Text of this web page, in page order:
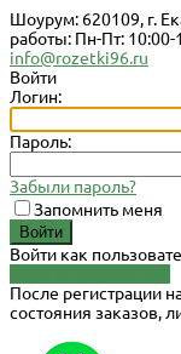
Шоурум: 620109, г.
работы: Пн-Пт: 10:00-
info@rozetki96.ru
Войти
Логин:
Пароль:
Забыли пароль?
Запомнить меня
Войти как
После регистрации
состояния заказов,